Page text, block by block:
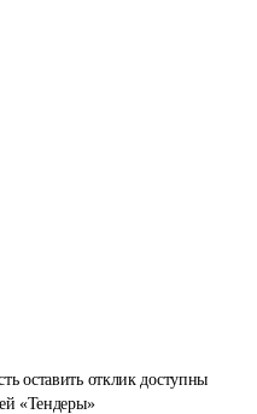
оставить отклик доступны
«Тендеры»